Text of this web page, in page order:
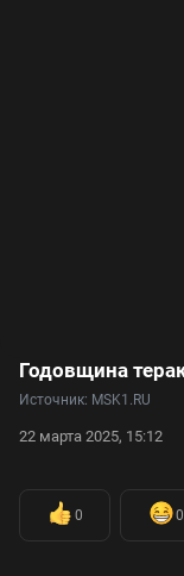
Источник: MSK1.RU
22 марта 2025, 15:12
0 0